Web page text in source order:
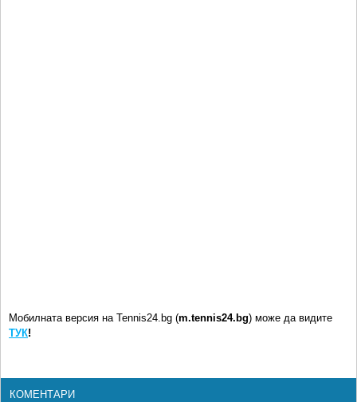
Мобилната версия на Tennis24.bg (m.tennis24.bg) може да видите
ТУК!
КОМЕНТАРИ